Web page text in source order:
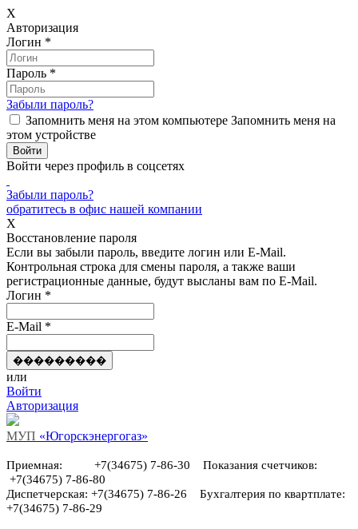
X
Авторизация
Логин *
Пароль *
Забыли пароль?
Запомнить меня на этом компьютере Запомнить меня на
этом устройстве
Войти через профиль в соцсетях
Забыли пароль?
обратитесь в офис нашей компании
X
Восстановление пароля
Если вы забыли пароль, введите логин или E-Mail.
Контрольная строка для смены пароля, а также ваши
регистрационные данные, будут высланы вам по E-Mail.
Логин *
E-Mail *
или
Войти
Авторизация
МУП «Югорскэнергогаз»
Приемная: +7(34675) 7-86-30 Показания счетчиков:
+7(34675) 7-86-80
Диспетчерская: +7(34675) 7-86-26 Бухгалтерия по квартплате:
+7(34675) 7-86-29